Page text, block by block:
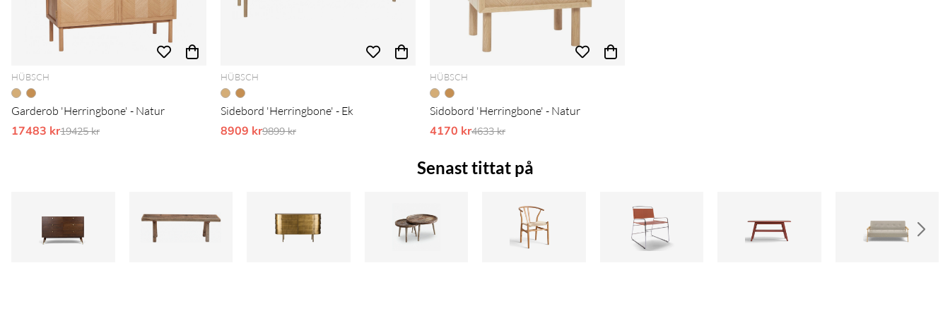
HÜBSCH
Garderob 'Herringbone' - Natur
17483 krOrdinarie pris:
19425 kr
HÜBSCH
Sidebord 'Herringbone' - Ek
8909 krOrdinarie pris:
9899 kr
HÜBSCH
Sidobord 'Herringbone' - Natur
4170 krOrdinarie pris:
4633 kr
Senast tittat på